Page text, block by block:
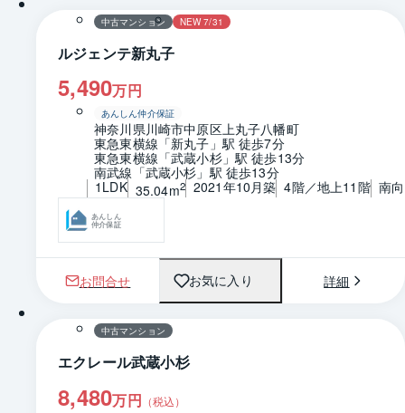
中古マンション NEW 7/31
ルジェンテ新丸子
5,490万円
あんしん仲介保証
神奈川県川崎市中原区上丸子八幡町
東急東横線「新丸子」駅 徒歩7分
東急東横線「武蔵小杉」駅 徒歩13分
南武線「武蔵小杉」駅 徒歩13分
1LDK 35.04m2 2021年10月築 4階／地上11階 南
あんしん
仲介保証
お問合せ お気に入り 詳細
1 / 0 間取り
中古マンション
エクレール武蔵小杉
8,480万円 （税込）